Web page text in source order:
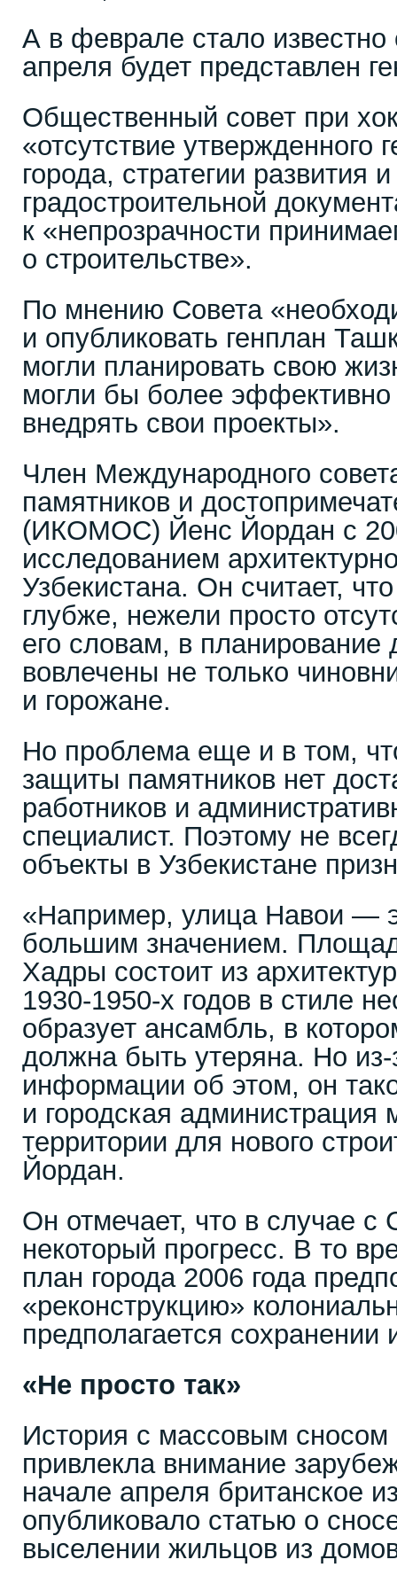
А в феврале стало известно
апреля будет представлен
Общественный совет при
«отсутствие утвержденного
города, стратегии развития
градостроительной
к «непрозрачности
о строительстве».
По мнению Совета
и опубликовать генплан
могли планировать свою
могли бы более
внедрять свои проекты».
Член Международного
памятников и
(ИКОМОС) Йенс Йордан с
исследованием
Узбекистана. Он считает,
глубже, нежели просто
его словам, в
вовлечены не только
и горожане.
Но проблема еще и в том,
защиты памятников нет
работников и
специалист. Поэтому не
объекты в Узбекистане
«Например, улица Навои —
большим значением.
Хадры состоит из
1930-1950-х годов в стиле
образует ансамбль, в
должна быть утеряна. Но из-
информации об этом, он
и городская администрация
территории для нового
Йордан.
Он отмечает, что в случае с
некоторый прогресс. В то
план города 2006 года
«реконструкцию»
предполагается сохранении
«Не просто так»
История с массовым сносом
привлекла внимание
начале апреля британское
опубликовало статью о
выселении жильцов из